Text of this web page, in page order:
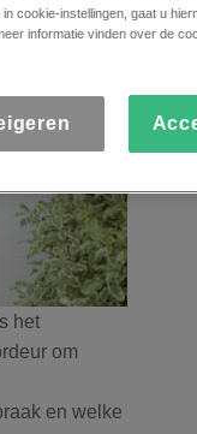
het
om
en welke
cookie-instellingen, gaat u
informatie vinden over de